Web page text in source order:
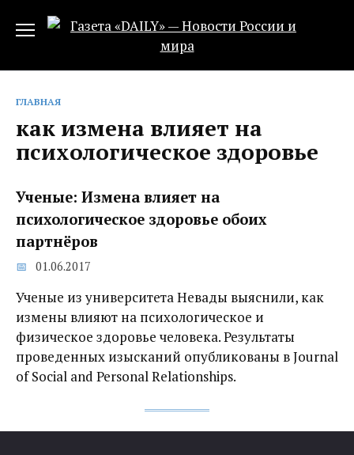
ГЛАВНАЯ
как измена влияет на
психологическое здоровье
Ученые: Измена влияет на
психологическое здоровье обоих
партнёров
01.06.2017
Ученые из университета Невады выяснили, как
измены влияют на психологическое и
физическое здоровье человека. Результаты
проведенных изысканий опубликованы в Journal
of Social and Personal Relationships.